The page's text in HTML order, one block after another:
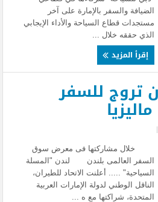
الضيافة والسفر بالإمارة على آخر
مستجدات قطاع السياحة والأداء الإيجابي
الذي حققه خلال ...
إقرأ المزيد
تروج للسفر
|
خلال مشاركتها فى معرض سوق
السفر العالمى بلندن لندن "المسلة
السياحية" ..... أعلنت الاتحاد للطيران،
الناقل الوطني لدولة الإمارات العربية
المتحدة، شراكتها مع ه ...